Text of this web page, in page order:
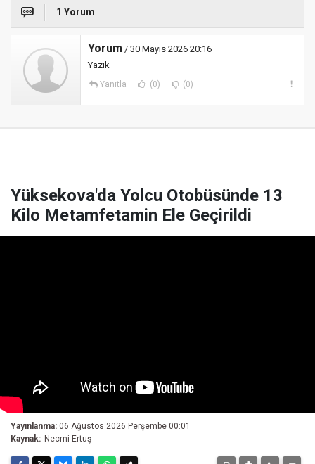
1 Yorum
Yorum / 30 Mayıs 2026 20:16
Yazık
Yanıtla (0) (0)
Yüksekova'da Yolcu Otobüsünde 13
Kilo Metamfetamin Ele Geçirildi
Yayınlanma: 06 Ağustos 2026 Perşembe 00:01
Kaynak: Necmi Ertuş